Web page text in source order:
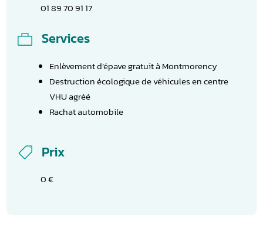
01 89 70 91 17
 Services
Enlèvement d’épave gratuit à Montmorency
Destruction écologique de véhicules en centre
VHU agréé
Rachat automobile
 Prix
0 €